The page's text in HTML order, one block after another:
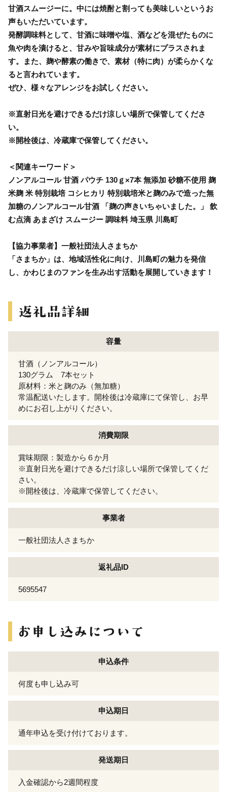
甘酒スムージーに。中には焼酎と割っても美味しいというお
声もいただいています。
発酵調味料として、甘酒に味噌や塩、酒などを混ぜたものに
魚や肉を漬けると、甘みや旨味成分が素材にプラスされま
す。また、麹や酵素の働きで、素材（特に肉）が柔らかくな
ると言われています。
ぜひ、様々なアレンジをお試しください。
※直射日光を避けできるだけ涼しい場所で保管してくださ
い。
※開栓後は、冷蔵庫で保管してください。
＜関連キーワード＞
ノンアルコール 甘酒 パウチ 130ｇ×7本 無添加 砂糖不使用 麹
米麹 米 特別栽培 コシヒカリ 特別栽培米と麹のみで造った無
加糖のノンアルコール甘酒 「麹の声きいちゃいました。」 飲
む点滴 あまざけ スムージー 調味料 埼玉県 川島町
【協力事業者】一般社団法人さまちか
「さまちか」は、地域活性化に向け、川島町の魅力を発信
し、かわじまのファンを生み出す活動を展開していきます！
容量
甘酒（ノンアルコール）
130グラム 7本セット
原材料：米と麹のみ（無加糖）
常温配送いたします。開栓後は冷蔵庫にて保管し、お早
めにお召し上がりください。
消費期限
賞味期限：製造から６か月
※直射日光を避けできるだけ涼しい場所で保管してくだ
さい。
※開栓後は、冷蔵庫で保管してください。
事業者
一般社団法人さまちか
返礼品ID
5695547
申込条件
何度も申し込み可
申込期日
通年申込を受け付けております。
発送期日
入金確認から2週間程度